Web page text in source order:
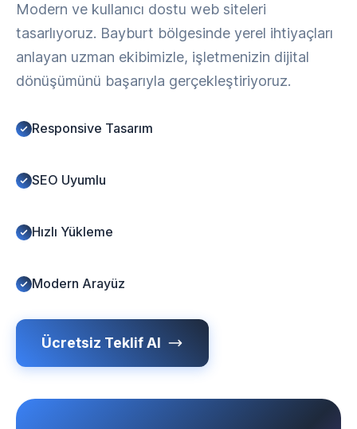
Modern ve kullanıcı dostu web siteleri
tasarlıyoruz. Bayburt bölgesinde yerel ihtiyaçları
anlayan uzman ekibimizle, işletmenizin dijital
dönüşümünü başarıyla gerçekleştiriyoruz.
Responsive Tasarım
SEO Uyumlu
Hızlı Yükleme
Modern Arayüz
Ücretsiz Teklif Al